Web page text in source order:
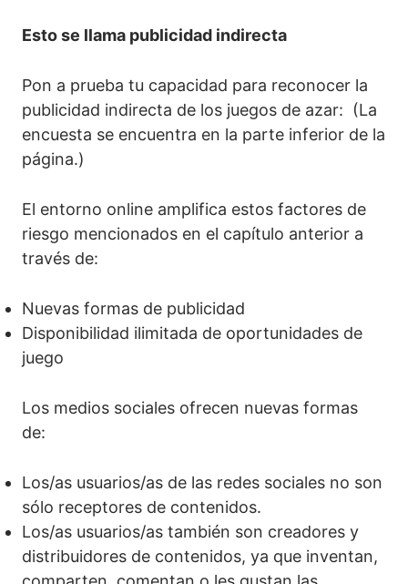
Esto se llama publicidad indirecta
Pon a prueba tu capacidad para reconocer la
publicidad indirecta de los juegos de azar: (La
encuesta se encuentra en la parte inferior de la
página.)
El entorno online amplifica estos factores de
riesgo mencionados en el capítulo anterior a
través de:
Nuevas formas de publicidad
Disponibilidad ilimitada de oportunidades de
juego
Los medios sociales ofrecen nuevas formas
de:
Los/as usuarios/as de las redes sociales no son
sólo receptores de contenidos.
Los/as usuarios/as también son creadores y
distribuidores de contenidos, ya que inventan,